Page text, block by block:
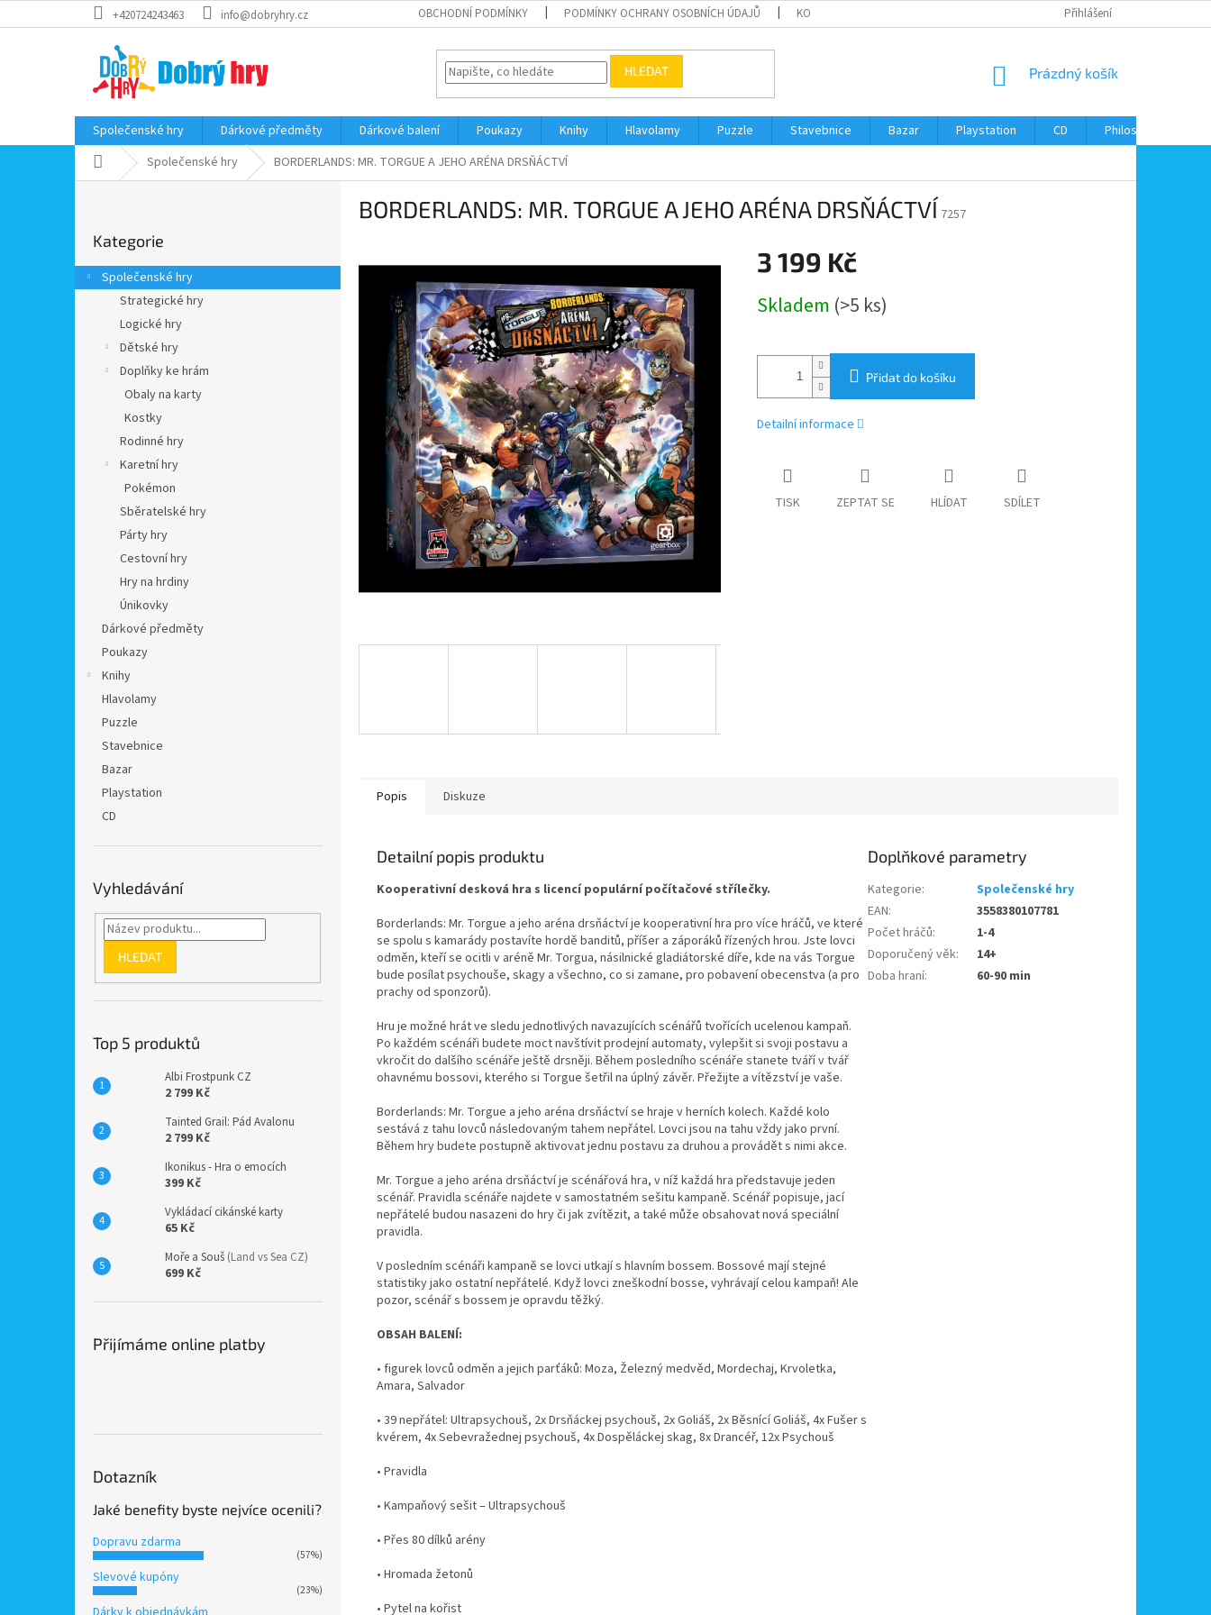
na
+420724243463 info@dobryhry.cz OBCHODNÍ PODMÍNKY PODMÍNKY OCHRANY OSOBNÍCH ÚDAJŮ KONTAKTY Přihlášení
HLEDAT
NÁKUPNÍ
Prázdný košík
Společenské hry Dárkové předměty Dárkové balení Poukazy Knihy Hlavolamy Puzzle Stavebnice Bazar Playstation CD Philos
Domů Společenské hry BORDERLANDS: MR. TORGUE A JEHO ARÉNA DRSŇÁCTVÍ
r
a
kategorie
Kategorie
Společenské hry
Strategické hry
Logické hry
Dětské hry
Doplňky ke hrám
Obaly na karty
Kostky
Rodinné hry
Karetní hry
Pokémon
Sběratelské hry
Párty hry
Cestovní hry
Hry na hrdiny
Únikovky
Dárkové předměty
Poukazy
Knihy
Hlavolamy
Puzzle
Stavebnice
Bazar
Playstation
CD
Vyhledávání
HLEDAT
Top 5 produktů
Albi Frostpunk CZ
2 799 Kč
Tainted Grail: Pád Avalonu
2 799 Kč
Ikonikus - Hra o emocích
399 Kč
Vykládací cikánské karty
65 Kč
Moře a Souš (Land vs Sea CZ)
699 Kč
Přijímáme online platby
Dotazník
Jaké benefity byste nejvíce ocenili?
Dopravu zdarma
(57%)
Slevové kupóny
(23%)
BORDERLANDS: MR. TORGUE A JEHO ARÉNA DRSŇÁCTVÍ 7257
3 199 Kč
cena:
Skladem (>5 ks)
Přidat do košíku
Detailní informace
TISK ZEPTAT SE HLÍDAT SDÍLET
Popis Diskuze
Detailní popis produktu
Kooperativní desková hra s licencí populární počítačové střílečky.
Borderlands: Mr. Torgue a jeho aréna drsňáctví je kooperativní hra pro více hráčů, ve které
se spolu s kamarády postavíte hordě banditů, příšer a záporáků řízených hrou. Jste lovci
odměn, kteří se ocitli v aréně Mr. Torgua, násilnické gladiátorské díře, kde na vás Torgue
bude posílat psychouše, skagy a všechno, co si zamane, pro pobavení obecenstva (a pro
prachy od sponzorů).
Hru je možné hrát ve sledu jednotlivých navazujících scénářů tvořících ucelenou kampaň.
Po každém scénáři budete moct navštívit prodejní automaty, vylepšit si svoji postavu a
vkročit do dalšího scénáře ještě drsněji. Během posledního scénáře stanete tváří v tvář
ohavnému bossovi, kterého si Torgue šetřil na úplný závěr. Přežijte a vítězství je vaše.
Borderlands: Mr. Torgue a jeho aréna drsňáctví se hraje v herních kolech. Každé kolo
sestává z tahu lovců následovaným tahem nepřátel. Lovci jsou na tahu vždy jako první.
Během hry budete postupně aktivovat jednu postavu za druhou a provádět s nimi akce.
Mr. Torgue a jeho aréna drsňáctví je scénářová hra, v níž každá hra představuje jeden
scénář. Pravidla scénáře najdete v samostatném sešitu kampaně. Scénář popisuje, jací
nepřátelé budou nasazeni do hry či jak zvítězit, a také může obsahovat nová speciální
pravidla.
V posledním scénáři kampaně se lovci utkají s hlavním bossem. Bossové mají stejné
statistiky jako ostatní nepřátelé. Když lovci zneškodní bosse, vyhrávají celou kampaň! Ale
pozor, scénář s bossem je opravdu těžký.
OBSAH BALENÍ:
• figurek lovců odměn a jejich parťáků: Moza, Železný medvěd, Mordechaj, Krvoletka,
Amara, Salvador
• 39 nepřátel: Ultrapsychouš, 2x Drsňáckej psychouš, 2x Goliáš, 2x Běsnící Goliáš, 4x Fušer s
kvérem, 4x Sebevražednej psychouš, 4x Dospěláckej skag, 8x Drancéř, 12x Psychouš
• Pravidla
• Kampaňový sešit – Ultrapsychouš
• Přes 80 dílků arény
• Hromada žetonů
• Pytel na kořist
Doplňkové parametry
Kategorie:
Společenské hry
EAN:
3558380107781
Počet hráčů:
1-4
Doporučený věk:
14+
Doba hraní: 60-90 min